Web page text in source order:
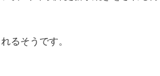
るそうです。